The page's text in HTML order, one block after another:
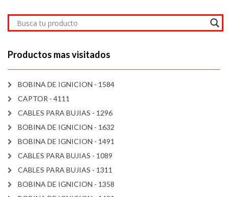
Productos mas visitados
BOBINA DE IGNICION - 1584
CAPTOR - 4111
CABLES PARA BUJIAS - 1296
BOBINA DE IGNICION - 1632
BOBINA DE IGNICION - 1491
CABLES PARA BUJIAS - 1089
CABLES PARA BUJIAS - 1311
BOBINA DE IGNICION - 1358